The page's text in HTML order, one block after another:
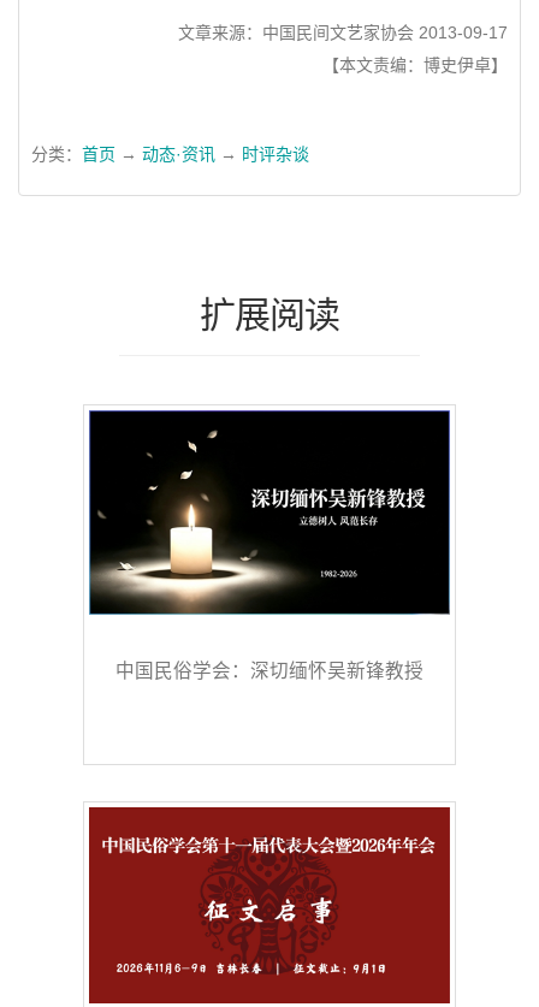
文章来源：中国民间文艺家协会 2013-09-17
【本文责编：博史伊卓】
分类： 首页 → 动态·资讯 → 时评杂谈
扩展阅读
中国民俗学会：深切缅怀吴新锋教授